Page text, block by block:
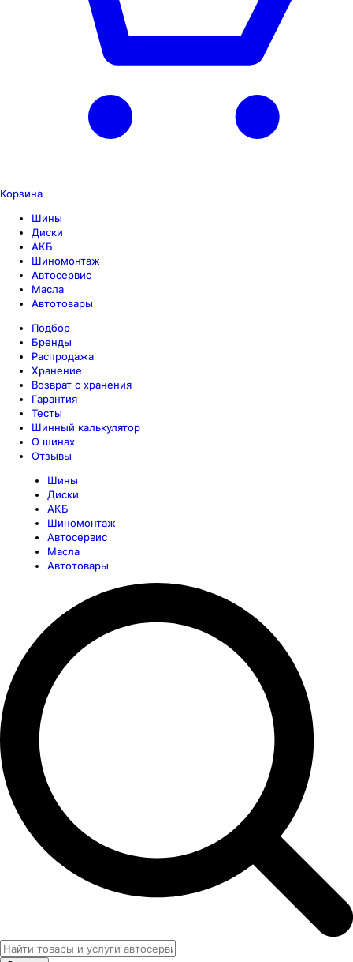
Корзина
Шины
Диски
АКБ
Шиномонтаж
Автосервис
Масла
Автотовары
Подбор
Бренды
Распродажа
Хранение
Возврат с хранения
Гарантия
Тесты
Шинный калькулятор
О шинах
Отзывы
Шины
Диски
АКБ
Шиномонтаж
Автосервис
Масла
Автотовары